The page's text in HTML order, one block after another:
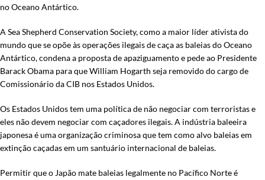
no Oceano Antártico.
A Sea Shepherd Conservation Society, como a maior líder ativista do
mundo que se opõe às operações ilegais de caça as baleias do Oceano
Antártico, condena a proposta de apaziguamento e pede ao Presidente
Barack Obama para que William Hogarth seja removido do cargo de
Comissionário da CIB nos Estados Unidos.
Os Estados Unidos tem uma política de não negociar com terroristas e
eles não devem negociar com caçadores ilegais. A indústria baleeira
japonesa é uma organização criminosa que tem como alvo baleias em
extinção caçadas em um santuário internacional de baleias.
Permitir que o Japão mate baleias legalmente no Pacífico Norte é